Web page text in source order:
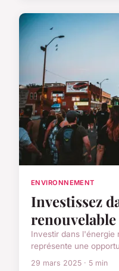
ENVIRONNEMENT
Investissez
Investir dans l'énergie
représente une
29 mars 2025 · 5 min